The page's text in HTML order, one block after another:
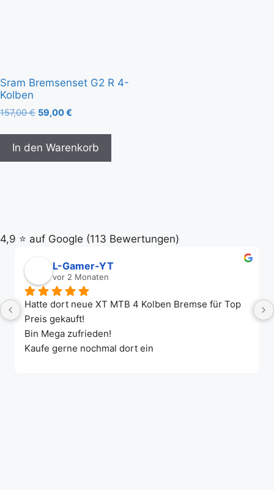
Sram Bremsenset G2 R 4-
Kolben
157,00€ 59,00€
In den Warenkorb
4,9 ⭐️ auf Google (113 Bewertungen)
L-Gamer-YT
vor 2 Monaten
Hatte dort neue XT MTB 4 Kolben Bremse für Top
Preis gekauft!
Bin Mega zufrieden!
Kaufe gerne nochmal dort ein